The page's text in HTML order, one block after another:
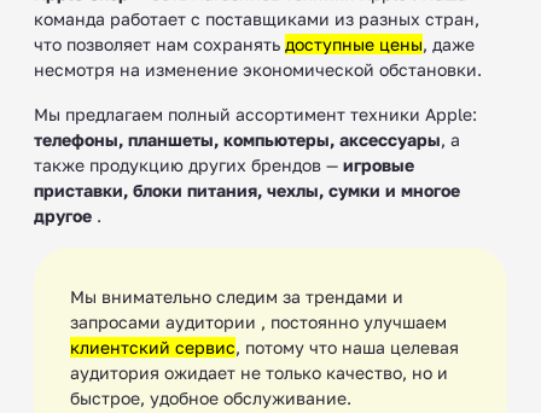
команда работает с поставщиками из разных стран,
что позволяет нам сохранять доступные цены, даже
несмотря на изменение экономической обстановки.
Мы предлагаем полный ассортимент техники Apple:
телефоны, планшеты, компьютеры, аксессуары, а
также продукцию других брендов — игровые
приставки, блоки питания, чехлы, сумки и многое
другое .
Мы внимательно следим за трендами и
запросами аудитории , постоянно улучшаем
клиентский сервис, потому что наша целевая
аудитория ожидает не только качество, но и
быстрое, удобное обслуживание.